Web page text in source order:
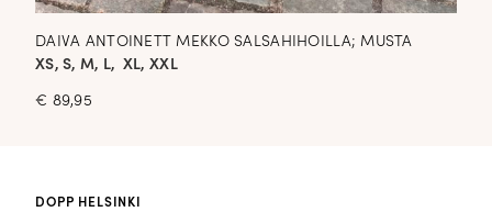
DAIVA ANTOINETT MEKKO SALSAHIHOILLA; MUSTA
XS, S, M, L, XL, XXL
€ 89,95
DOPP HELSINKI